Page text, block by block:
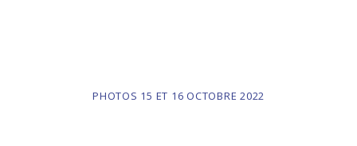
PHOTOS 15 ET 16 OCTOBRE 2022